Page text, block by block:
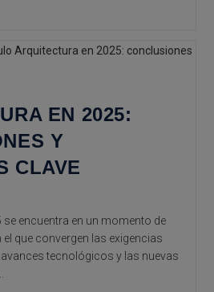
EN 2025:
Y
CLAVE
se encuentra en un momento de
que convergen las exigencias
tecnológicos y las nuevas